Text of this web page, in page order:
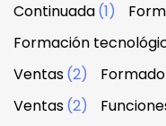
Continuada(1)
Formación
Ventas(2)
Ventas(2)